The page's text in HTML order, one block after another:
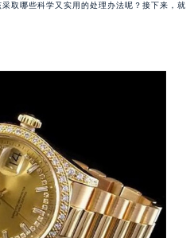
取哪些科学又实用的处理办法呢？接下来，就